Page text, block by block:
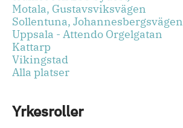
Motala, Gustavsviksvägen
Sollentuna, Johannesbergsvägen
Uppsala - Attendo Orgelgatan
Kattarp
Vikingstad
Alla platser
Yrkesroller